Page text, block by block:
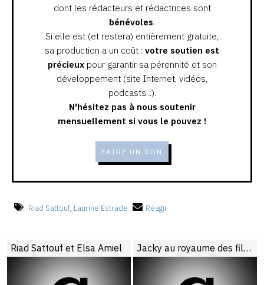
dont les rédacteurs et rédactrices sont
bénévoles.
Si elle est (et restera) entièrement gratuite,
sa production a un coût : votre soutien est
précieuxpour garantir sa pérennité et son
développement (site Internet, vidéos,
podcasts...).
N'hésitez pas à nous soutenir
mensuellement si vous le pouvez !
FAIRE UN DON
Riad Sattouf, Laurine Estrade Réagir
Riad Sattouf et Elsa Amiel Jacky au royaume des filles